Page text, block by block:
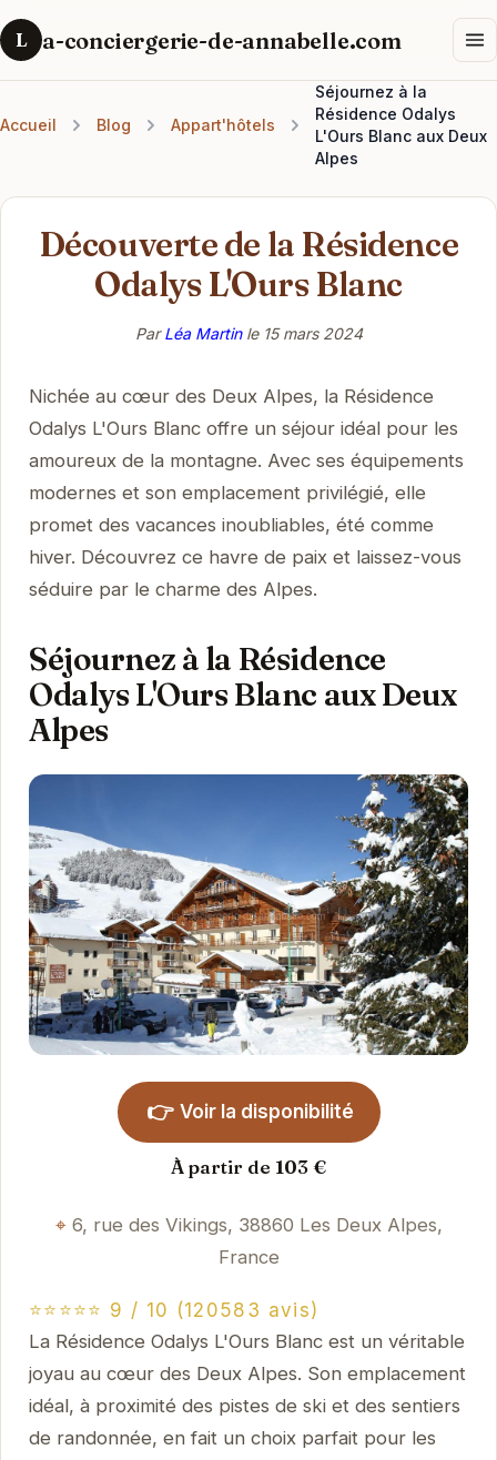
L a-conciergerie-de-annabelle.com
Accueil Blog Appart'hôtels
Séjournez à la
Résidence Odalys
L'Ours Blanc aux Deux
Alpes
Découverte de la Résidence
Odalys L'Ours Blanc
ParLéa Martinle 15 mars 2024
Nichée au cœur des Deux Alpes, la Résidence
Odalys L'Ours Blanc offre un séjour idéal pour les
amoureux de la montagne. Avec ses équipements
modernes et son emplacement privilégié, elle
promet des vacances inoubliables, été comme
hiver. Découvrez ce havre de paix et laissez-vous
séduire par le charme des Alpes.
Séjournez à la Résidence
Odalys L'Ours Blanc aux Deux
Alpes
👉 Voir la disponibilité
À partir de 103 €
6, rue des Vikings, 38860 Les Deux Alpes,
France
⭐⭐⭐⭐⭐ 9 / 10 (120583 avis)
La Résidence Odalys L'Ours Blanc est un véritable
joyau au cœur des Deux Alpes. Son emplacement
idéal, à proximité des pistes de ski et des sentiers
de randonnée, en fait un choix parfait pour les